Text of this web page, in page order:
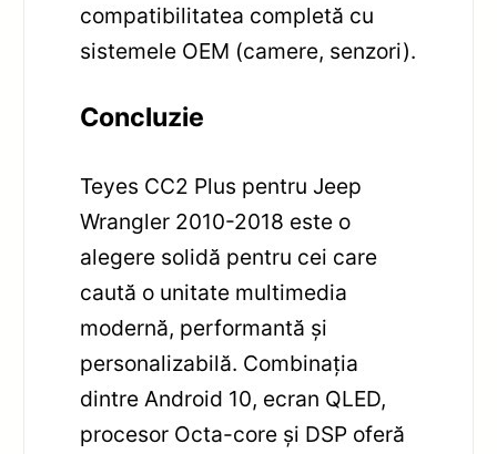
compatibilitatea completă cu
sistemele OEM (camere, senzori).
Concluzie
Teyes CC2 Plus pentru Jeep
Wrangler 2010-2018 este o
alegere solidă pentru cei care
caută o unitate multimedia
modernă, performantă și
personalizabilă. Combinația
dintre Android 10, ecran QLED,
procesor Octa-core și DSP oferă